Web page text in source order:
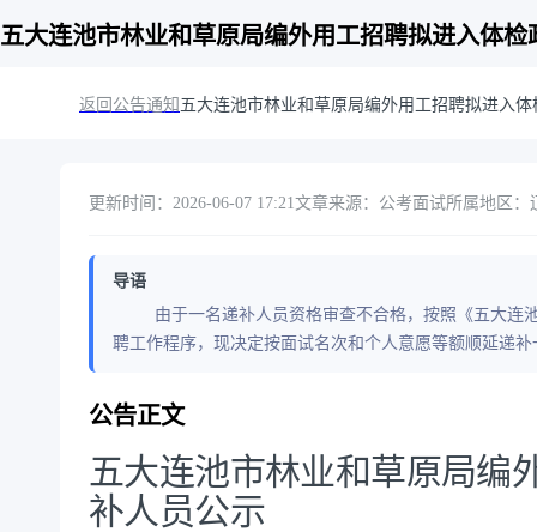
五大连池市林业和草原局编外用工招聘拟进入体检
返回公告通知 五大连池市林业和草原局编外用工招聘拟进入
更新时间：2026-06-07 17:21文章来源：公考面试所属地区：
导语
由于一名递补人员资格审查不合格，按照《五大连池
聘工作程序，现决定按面试名次和个人意愿等额顺延递
公告正文
五大连池市林业和草原局编
补人员公示